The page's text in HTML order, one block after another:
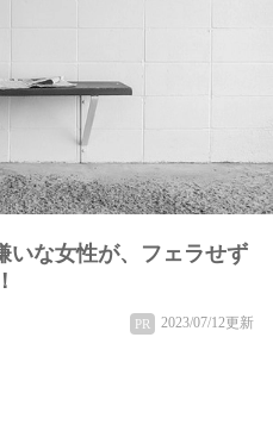
いな女性が、フェラせず
PR 2023/07/12更新